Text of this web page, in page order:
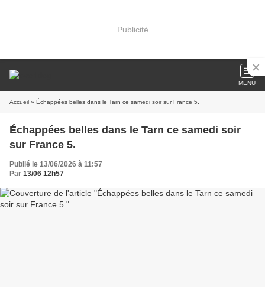
Publicité
MENU
Accueil » Échappées belles dans le Tarn ce samedi soir sur France 5.
Échappées belles dans le Tarn ce samedi soir
sur France 5.
Publié le 13/06/2026 à 11:57
Par 13/06 12h57